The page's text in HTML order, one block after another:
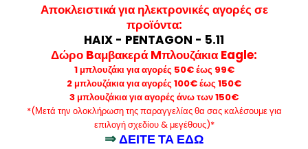
Αποκλειστικά για ηλεκτρονικές αγορές σε
προϊόντα:
HAIX - PENTAGON - 5.11
Δώρο Bαμβακερά Mπλουζάκια Eagle:
1 μπλουζάκι για αγορές 50€ έως 99€
2 μπλουζάκια για αγορές 100€ έως 150€
3 μπλουζάκια για αγορές άνω των 150€
*(Μετά την ολοκλήρωση της παραγγελίας θα σας καλέσουμε για
επιλογή σχεδίου & μεγέθους)*
⇒ΔΕΙΤΕ ΤΑ ΕΔΩ